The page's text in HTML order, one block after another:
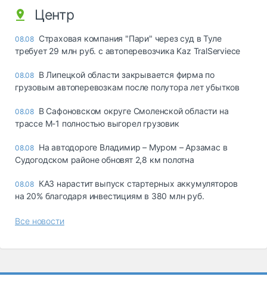
Центр
08.08 Страховая компания "Пари" через суд в Туле
требует 29 млн руб. с автоперевозчика Kaz TralServiece
08.08 В Липецкой области закрывается фирма по
грузовым автоперевозкам после полутора лет убытков
08.08 В Сафоновском округе Смоленской области на
трассе М-1 полностью выгорел грузовик
08.08 На автодороге Владимир – Муром – Арзамас в
Судогодском районе обновят 2,8 км полотна
08.08 КАЗ нарастит выпуск стартерных аккумуляторов
на 20% благодаря инвестициям в 380 млн руб.
Все новости